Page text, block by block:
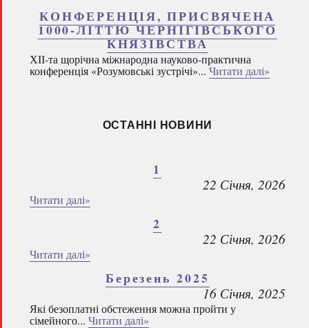
КОНФЕРЕНЦІЯ, ПРИСВЯЧЕНА
1000-ЛІТТЮ ЧЕРНІГІВСЬКОГО
КНЯЗІВСТВА
ХІІ-та щорічна міжнародна науково-практична
конференція «Розумовські зустрічі»... Читати далі»
ОСТАННІ НОВИНИ
1
22 Січня, 2026
Читати далі»
2
22 Січня, 2026
Читати далі»
Березень 2025
16 Січня, 2025
Які безоплатні обстеження можна пройти у
сімейного... Читати далі»